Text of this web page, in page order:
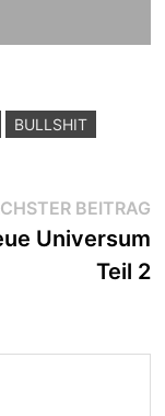
BULLSHIT
BEITRAG
Universum
Teil 2